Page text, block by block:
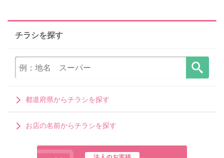
チラシを探す
都道府県からチラシを探す
お店の名前からチラシを探す